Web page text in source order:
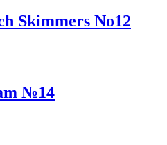
Skimmers No12
№14